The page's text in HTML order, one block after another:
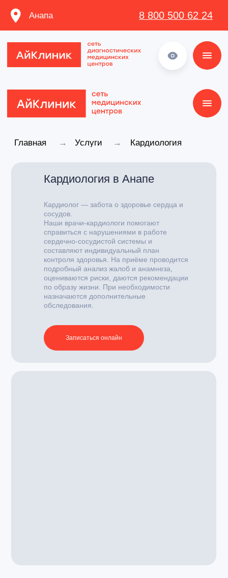
Анапа 8 800 500 62 24
Главная Услуги
→ Кардиология
Кардиолог — забота о здоровье сердца и
сосудов.
Наши врачи-кардиологи помогают
справиться с нарушениями в работе
сердечно-сосудистой системы и
составляют индивидуальный план
контроля здоровья. На приёме проводится
подробный анализ жалоб и анамнеза,
оцениваются риски, даются рекомендации
по образу жизни. При необходимости
назначаются дополнительные
обследования.
Кардиология в Анапе
Записаться онлайн